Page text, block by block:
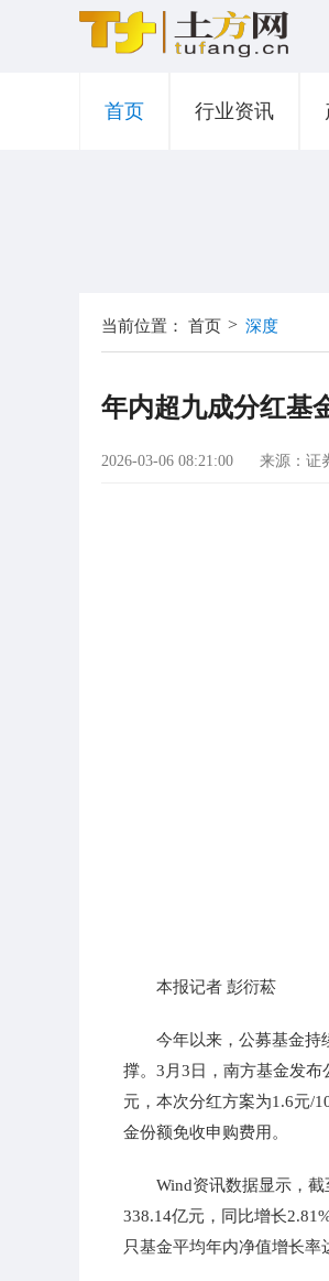
首页 行业资讯
当前位置： 首页 > 深度
年内超九成分红基
2026-03-06 08:21:00 来源：证
本报记者 彭衍菘
今年以来，公募基金持
撑。3月3日，南方基金发
元，本次分红方案为1.6元/
金份额免收申购费用。
Wind资讯数据显示，
338.14亿元，同比增长
只基金平均年内净值增长率